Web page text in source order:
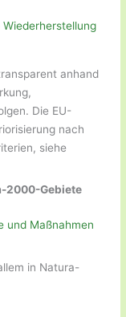
anhand
Die EU-
nach
siehe
2000-Gebiete
und Maßnahmen
in Natura-